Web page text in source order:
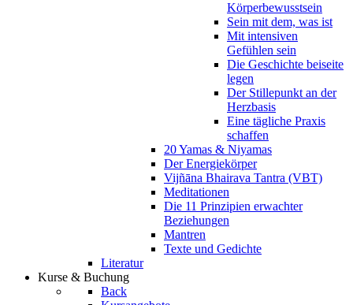
Körperbewusstsein
Sein mit dem, was ist
Mit intensiven
Gefühlen sein
Die Geschichte beiseite
legen
Der Stillepunkt an der
Herzbasis
Eine tägliche Praxis
schaffen
20 Yamas & Niyamas
Der Energiekörper
Vijñāna Bhairava Tantra (VBT)
Meditationen
Die 11 Prinzipien erwachter
Beziehungen
Mantren
Texte und Gedichte
Literatur
Kurse & Buchung
Back